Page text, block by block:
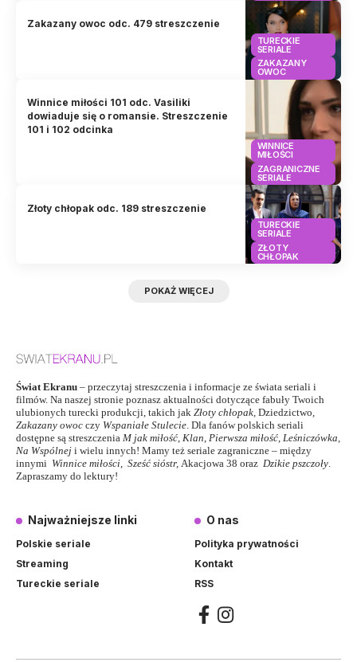
TURECKIE
SERIALE
ZAKAZANY
OWOC
Zakazany owoc odc. 479 streszczenie
WINNICE
MIŁOŚCI
ZAGRANICZNE
SERIALE
Winnice miłości 101 odc. Vasiliki
dowiaduje się o romansie. Streszczenie
101 i 102 odcinka
TURECKIE
SERIALE
ZŁOTY
CHŁOPAK
Złoty chłopak odc. 189 streszczenie
POKAŻ WIĘCEJ
Świat Ekranu – przeczytaj streszczenia i informacje ze świata seriali i
filmów. Na naszej stronie poznasz aktualności dotyczące fabuły Twoich
ulubionych turecki produkcji, takich jak Złoty chłopak, Dziedzictwo,
Zakazany owoc czy Wspaniałe Stulecie. Dla fanów polskich seriali
dostępne są streszczenia M jak miłość, Klan, Pierwsza miłość, Leśniczówka,
Na Wspólnej i wielu innych! Mamy też seriale zagraniczne – między
innymi Winnice miłości, Sześć sióstr, Akacjowa 38 oraz Dzikie pszczoły.
Zapraszamy do lektury!
Najważniejsze linki
Polskie seriale
Streaming
Tureckie seriale
O nas
Polityka prywatności
Kontakt
RSS